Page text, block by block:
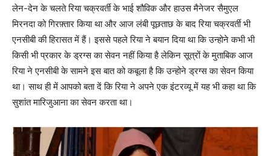
लेन-देन के चलते रिया चक्रवर्ती के भाई शौविक और हाउस मैनेजर सैमुएल
मिरनदा को गिरफ़्तार किया था और आज लंबी पूछताछ के बाद रिया चक्रवर्ती भी
एनसीबी की हिरासत में हैं। इससे पहले रिया ने बयान दिया था कि उन्होने कभी भी
किसी भी प्रकार के ड्रग्स का सेवन नहीं किया है लेकिन सूत्रों के मुताबिक आज
रिया ने एनसीबी के सामने इस बात को कबूला है कि उन्होने ड्रग्स का सेवन किया
था। साथ ही में आपको बता दें कि रिया ने अपने एक इंटरव्यू में यह भी कहा था कि
सुशांत मारिजुआना का सेवन करता था।